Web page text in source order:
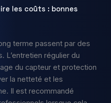
les coûts : bonnes
terme passent par des
L’entretien régulier du
du capteur et protection
la netteté et les
Il est recommandé